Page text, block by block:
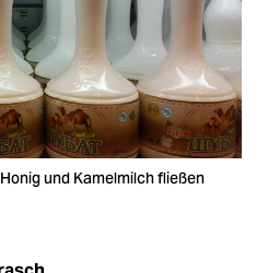
und Kamelmilch fließen